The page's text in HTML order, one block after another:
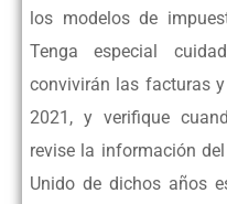
los modelos de
Tenga especial
convivirán las facturas
2021, y verifique
revise la información
Unido de dichos años